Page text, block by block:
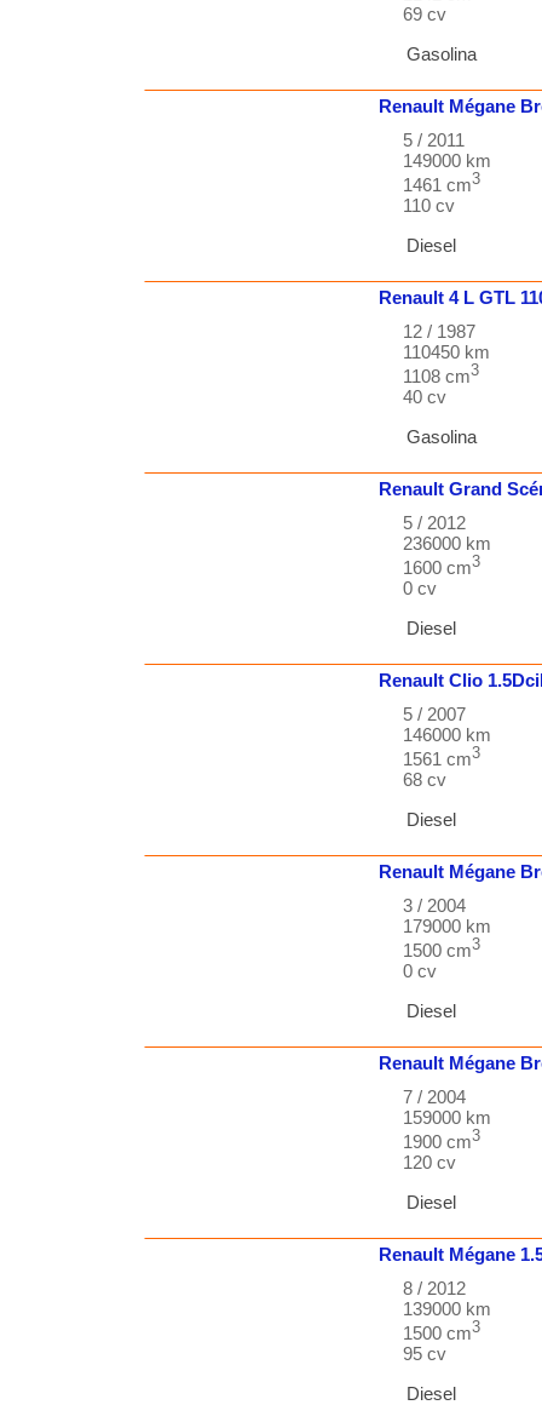
69 cv
Gasolina
Renault Mégane
5 / 2011
149000 km
1461 cm3
110 cv
Diesel
Renault 4 L GTL
12 / 1987
110450 km
1108 cm3
40 cv
Gasolina
Renault Grand
5 / 2012
236000 km
1600 cm3
0 cv
Diesel
Renault Clio
5 / 2007
146000 km
1561 cm3
68 cv
Diesel
Renault Mégane
3 / 2004
179000 km
1500 cm3
0 cv
Diesel
Renault Mégane
7 / 2004
159000 km
1900 cm3
120 cv
Diesel
Renault Mégane
8 / 2012
139000 km
1500 cm3
95 cv
Diesel